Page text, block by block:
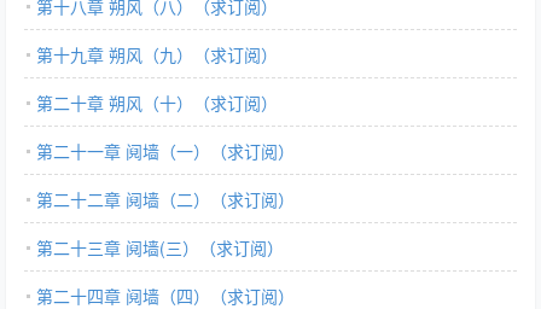
第十八章 朔风（八）（求订阅）
第十九章 朔风（九）（求订阅）
第二十章 朔风（十）（求订阅）
第二十一章 阋墙（一）（求订阅）
第二十二章 阋墙（二）（求订阅）
第二十三章 阋墙(三）（求订阅）
第二十四章 阋墙（四）（求订阅）